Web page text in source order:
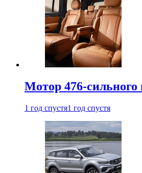
Мотор 476-сильного
1 год спустя1 год спустя